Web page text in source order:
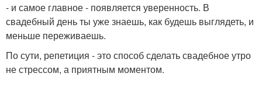
- и самое главное - появляется уверенность. В
свадебный день ты уже знаешь, как будешь выглядеть, и
меньше переживаешь.
По сути, репетиция - это способ сделать свадебное утро
не стрессом, а приятным моментом.